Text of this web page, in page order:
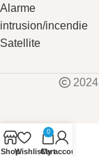
Alarme
intrusion/incendie
Satellite
2024
ShopWishlist
0
Cart
My account